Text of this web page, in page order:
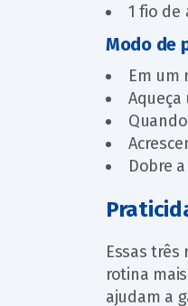
1 fio de
Modo de
Em um
Aqueça
Dobre
Essas
rotina
ajudam a